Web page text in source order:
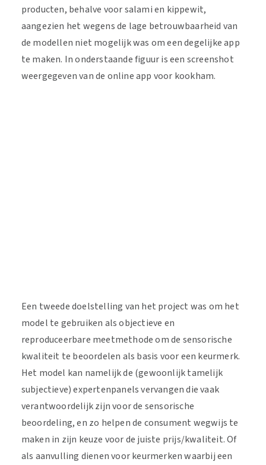
producten, behalve voor salami en kippewit,
aangezien het wegens de lage betrouwbaarheid van
de modellen niet mogelijk was om een degelijke app
te maken. In onderstaande figuur is een screenshot
weergegeven van de online app voor kookham.
Een tweede doelstelling van het project was om het
model te gebruiken als objectieve en
reproduceerbare meetmethode om de sensorische
kwaliteit te beoordelen als basis voor een keurmerk.
Het model kan namelijk de (gewoonlijk tamelijk
subjectieve) expertenpanels vervangen die vaak
verantwoordelijk zijn voor de sensorische
beoordeling, en zo helpen de consument wegwijs te
maken in zijn keuze voor de juiste prijs/kwaliteit. Of
als aanvulling dienen voor keurmerken waarbij een